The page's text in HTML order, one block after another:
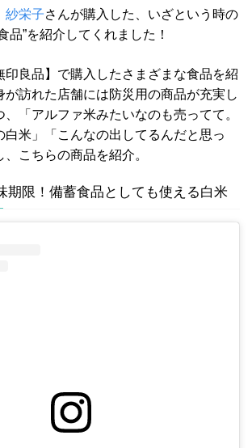
紗栄子さんが購入した、いざという時の
品”を紹介してくれました！
印良品】で購入したさまざまな食品を紹
が訪れた店舗には防災用の商品が充実し
「アルファ米みたいなのも売ってて。
白米」「こんなの出してるんだと思っ
こちらの商品を紹介。
期限！備蓄食品としても使える白米